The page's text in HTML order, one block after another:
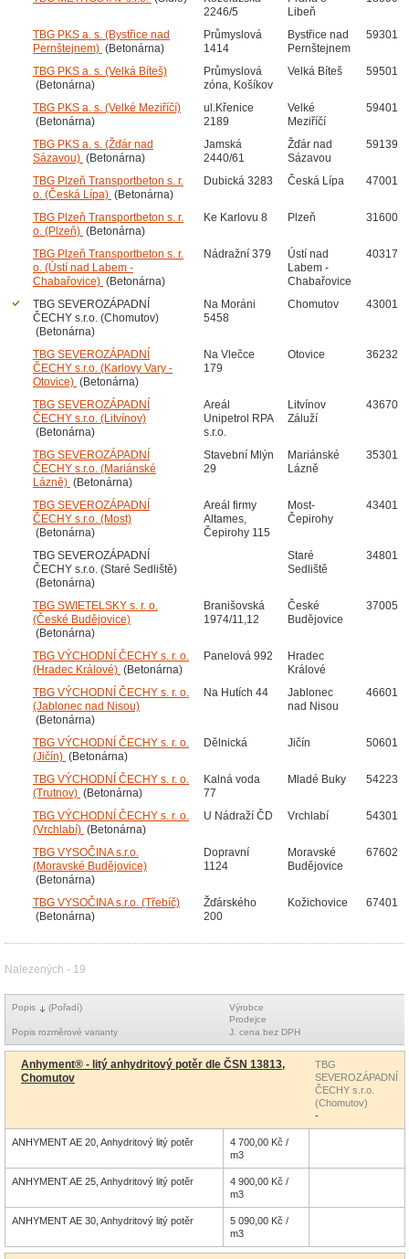
2246/5
Libeň
TBG PKS a. s. (Bystřice nad
Pernštejnem) (Betonárna)
Průmyslová
1414
Bystřice nad
Pernštejnem
59301
TBG PKS a. s. (Velká Bíteš)
(Betonárna)
Průmyslová
zóna, Košíkov
Velká Bíteš 59501
TBG PKS a. s. (Velké Meziříčí)
(Betonárna)
ul.Křenice
2189
Velké
Meziříčí
59401
TBG PKS a. s. (Žďár nad
Sázavou) (Betonárna)
Jamská
2440/61
Žďár nad
Sázavou
59139
TBG Plzeň Transportbeton s. r.
o. (Česká Lípa) (Betonárna)
Dubická 3283 Česká Lípa 47001
TBG Plzeň Transportbeton s. r.
o. (Plzeň) (Betonárna)
Ke Karlovu 8 Plzeň 31600
TBG Plzeň Transportbeton s. r.
o. (Ústí nad Labem -
Chabařovice) (Betonárna)
Nádražní 379
Ústí nad
Labem -
Chabařovice
40317
TBG SEVEROZÁPADNÍ
ČECHY s.r.o. (Chomutov)
(Betonárna)
Na Moráni
5458
Chomutov 43001
TBG SEVEROZÁPADNÍ
ČECHY s.r.o. (Karlovy Vary -
Otovice) (Betonárna)
Na Vlečce
179
Otovice 36232
TBG SEVEROZÁPADNÍ
ČECHY s.r.o. (Litvínov)
(Betonárna)
Areál
Unipetrol RPA
s.r.o.
Litvínov
Záluží
43670
TBG SEVEROZÁPADNÍ
ČECHY s.r.o. (Mariánské
Lázně) (Betonárna)
Stavební Mlýn
29
Mariánské
Lázně
35301
TBG SEVEROZÁPADNÍ
ČECHY s.r.o. (Most)
(Betonárna)
Areál firmy
Altames,
Čepirohy 115
Most-
Čepirohy
43401
TBG SEVEROZÁPADNÍ
ČECHY s.r.o. (Staré Sedliště)
(Betonárna)
Staré
Sedliště
34801
TBG SWIETELSKY s. r. o.
(České Budějovice)
(Betonárna)
Branišovská
1974/11,12
České
Budějovice
37005
TBG VÝCHODNÍ ČECHY s. r. o.
(Hradec Králové) (Betonárna)
Panelová 992
Hradec
Králové
TBG VÝCHODNÍ ČECHY s. r. o.
(Jablonec nad Nisou)
(Betonárna)
Na Hutích 44
Jablonec
nad Nisou
46601
TBG VÝCHODNÍ ČECHY s. r. o.
(Jičín) (Betonárna)
Dělnická Jičín 50601
TBG VÝCHODNÍ ČECHY s. r. o.
(Trutnov) (Betonárna)
Kalná voda
77
Mladé Buky 54223
TBG VÝCHODNÍ ČECHY s. r. o.
(Vrchlabí) (Betonárna)
U Nádraží ČD Vrchlabí 54301
TBG VYSOČINA s.r.o.
(Moravské Budějovice)
(Betonárna)
Dopravní
1124
Moravské
Budějovice
67602
TBG VYSOČINA s.r.o. (Třebíč)
(Betonárna)
Žďárského
200
Kožichovice 67401
Nalezených - 19
Popis (Pořadí)
Popis rozměrové varianty
Výrobce
Prodejce
J. cena bez DPH
Anhyment® - litý anhydritový potěr dle ČSN 13813,
Chomutov
TBG
SEVEROZÁPADNÍ
ČECHY s.r.o.
(Chomutov)
-
ANHYMENT AE 20, Anhydritový litý potěr
4 700,00 Kč /
m3
ANHYMENT AE 25, Anhydritový litý potěr
4 900,00 Kč /
m3
ANHYMENT AE 30, Anhydritový litý potěr
5 090,00 Kč /
m3